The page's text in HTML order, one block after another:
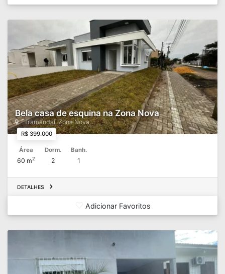
R$ 399.000
Bela casa de esquina na Zona Nova
Tramandaí, Zona Nova
Área
60 m2
Dorm.
2
Banh.
1
DETALHES
Adicionar Favoritos